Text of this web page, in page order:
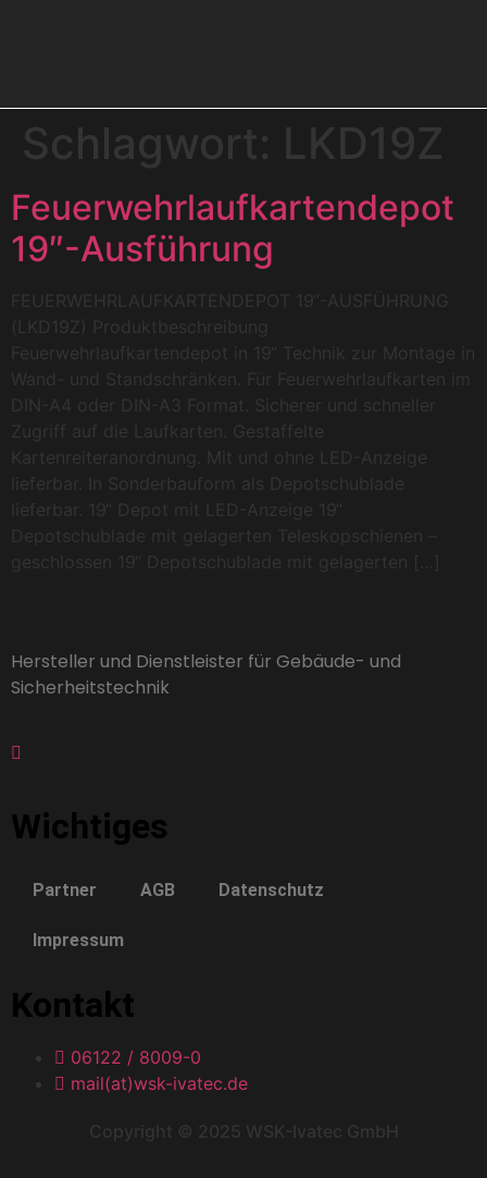
Schlagwort: LKD19Z
Feuerwehrlaufkartendepot
19″-Ausführung
FEUERWEHRLAUFKARTENDEPOT 19“-AUSFÜHRUNG
(LKD19Z) Produktbeschreibung
Feuerwehrlaufkartendepot in 19“ Technik zur Montage in
Wand- und Standschränken. Für Feuerwehrlaufkarten im
DIN-A4 oder DIN-A3 Format. Sicherer und schneller
Zugriff auf die Laufkarten. Gestaffelte
Kartenreiteranordnung. Mit und ohne LED-Anzeige
lieferbar. In Sonderbauform als Depotschublade
lieferbar. 19“ Depot mit LED-Anzeige 19“
Depotschublade mit gelagerten Teleskopschienen –
geschlossen 19“ Depotschublade mit gelagerten […]
Hersteller und Dienstleister für Gebäude- und
Sicherheitstechnik
Wichtiges
Partner AGB Datenschutz
Impressum
Kontakt
06122 / 8009-0
mail(at)wsk-ivatec.de
Copyright © 2025 WSK-Ivatec GmbH